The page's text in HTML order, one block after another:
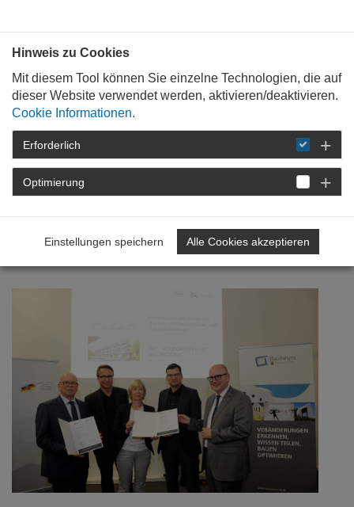
STARTSEITE DETAIL
Sozial – Schnell – Gut - Das
Ergebnis
Hinweis zu Cookies
Mit diesem Tool können Sie einzelne Technologien, die auf
dieser Website verwendet werden, aktivieren/deaktivieren.
Cookie Informationen.
Erforderlich
Optimierung
Einstellungen speichern Alle Cookies akzeptieren